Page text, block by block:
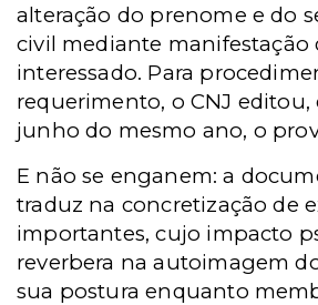
alteração do prenome e do
civil mediante manifestação
interessado. Para
requerimento, o CNJ editou,
junho do mesmo ano, o
E não se enganem: a
traduz na concretização de
importantes, cujo impacto
reverbera na autoimagem
sua postura enquanto